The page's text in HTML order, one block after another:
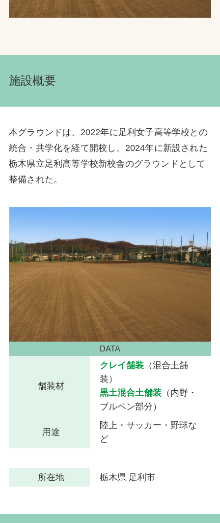
施設概要
本グラウンドは、2022年に足利女子高等学校との
統合・共学化を経て開校し、2024年に新設された
栃木県立足利高等学校新校舎のグラウンドとして
整備された。
DATA
舗装材
クレイ舗装（混合土舗
装）
黒土混合土舗装（内野・
ブルペン部分）
用途
陸上・サッカー・野球な
ど
所在地 栃木県 足利市